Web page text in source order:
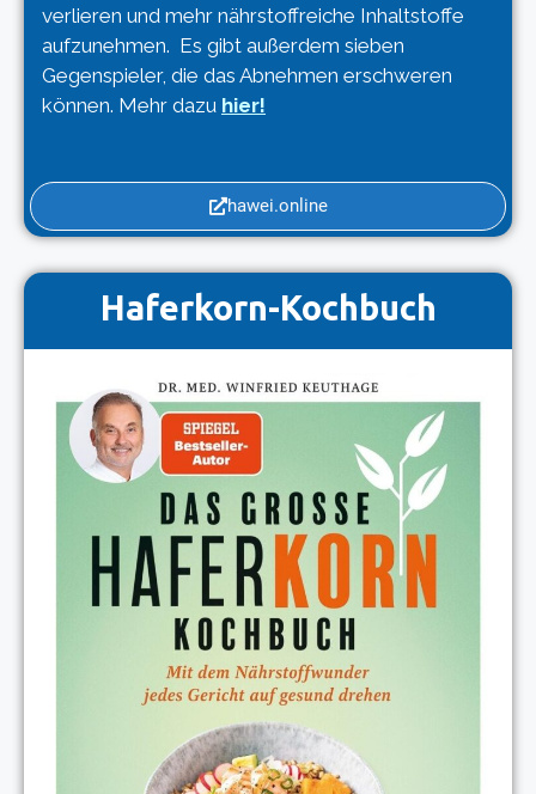
verlieren und mehr nährstoffreiche Inhaltstoffe
aufzunehmen. Es gibt außerdem sieben
Gegenspieler, die das Abnehmen erschweren
können. Mehr dazu hier!
hawei.online
Haferkorn-Kochbuch